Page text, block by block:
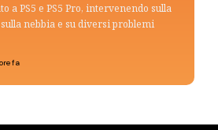
a PS5 e PS5 Pro, intervenendo sulla
nebbia e su diversi problemi
fa